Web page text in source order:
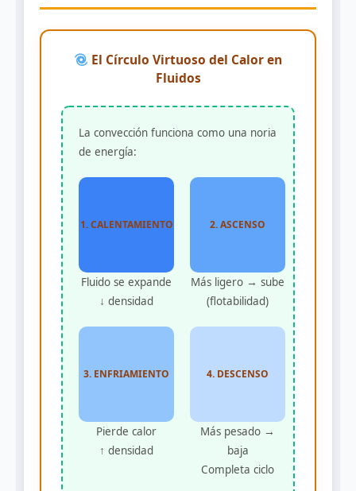
El Círculo Virtuoso del Calor en
Fluidos
La convección funciona como una noria
de energía:
1. CALENTAMIENTO
Fluido se expande
↓ densidad
2. ASCENSO
Más ligero → sube
(flotabilidad)
3. ENFRIAMIENTO
Pierde calor
↑ densidad
4. DESCENSO
Más pesado →
baja
Completa ciclo